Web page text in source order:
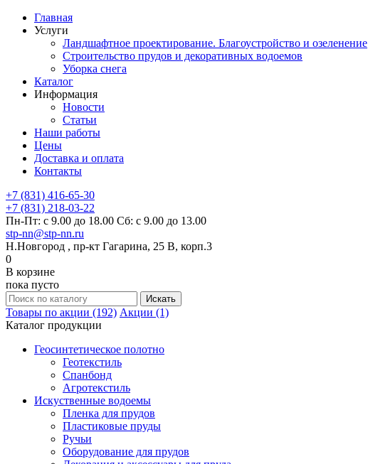
Главная
Услуги
Ландшафтное проектирование. Благоустройство и озеленение
Строительство прудов и декоративных водоемов
Уборка снега
Каталог
Информация
Новости
Статьи
Наши работы
Цены
Доставка и оплата
Контакты
+7 (831) 416-65-30
+7 (831) 218-03-22
Пн-Пт: с 9.00 до 18.00 Сб: с 9.00 до 13.00
stp-nn@stp-nn.ru
Н.Новгород , пр-кт Гагарина, 25 В, корп.3
0
В корзине
пока пусто
Товары по акции (192) Акции (1)
Каталог продукции
Геосинтетическое полотно
Геотекстиль
Спанбонд
Агротекстиль
Искуственные водоемы
Пленка для прудов
Пластиковые пруды
Ручьи
Оборудование для прудов